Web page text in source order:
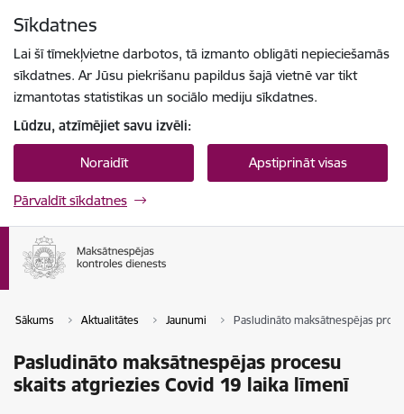
Sīkdatnes
Lai šī tīmekļvietne darbotos, tā izmanto obligāti nepieciešamās
sīkdatnes. Ar Jūsu piekrišanu papildus šajā vietnē var tikt
izmantotas statistikas un sociālo mediju sīkdatnes.
Lūdzu, atzīmējiet savu izvēli:
Noraidīt Apstiprināt visas
Pārvaldīt sīkdatnes
Sākums Aktualitātes Jaunumi Pasludināto maksātnespējas
Pasludināto maksātnespējas procesu
skaits atgriezies Covid 19 laika līmenī